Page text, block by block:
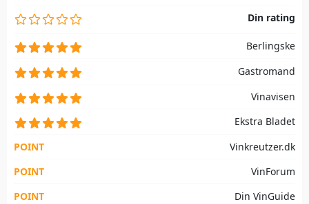
Din rating
Berlingske
Gastromand
Vinavisen
Ekstra Bladet
POINT
Vinkreutzer.dk
POINT
VinForum
POINT
Din VinGuide